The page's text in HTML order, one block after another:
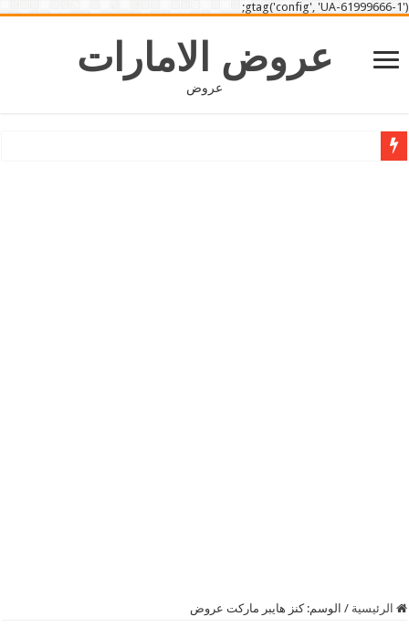
gtag('config', 'UA-61999666-1');
عروض الامارات
عروض
الرئيسية / الوسم:كنز هايبر ماركت عروض